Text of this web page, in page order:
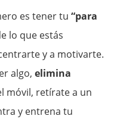
es tener tu“para
lo que estás
y a motivarte.
algo,elimina
móvil, retírate a un
y entrena tu